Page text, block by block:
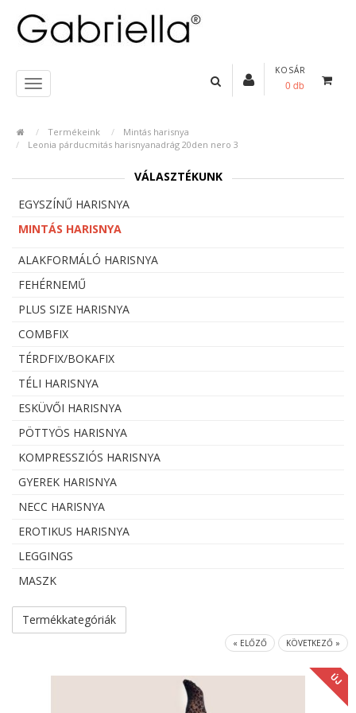
KOSÁR
0 db
Termékeink
Mintás harisnya
Leonia párducmitás harisnyanadrág 20den nero 3
VÁLASZTÉKUNK
EGYSZÍNŰ HARISNYA
MINTÁS HARISNYA
ALAKFORMÁLÓ HARISNYA
FEHÉRNEMŰ
PLUS SIZE HARISNYA
COMBFIX
TÉRDFIX/BOKAFIX
TÉLI HARISNYA
ESKÜVŐI HARISNYA
PÖTTYÖS HARISNYA
KOMPRESSZIÓS HARISNYA
GYEREK HARISNYA
NECC HARISNYA
EROTIKUS HARISNYA
LEGGINGS
MASZK
Termékkategóriák
« ELŐZŐ KÖVETKEZŐ »
ÚJ